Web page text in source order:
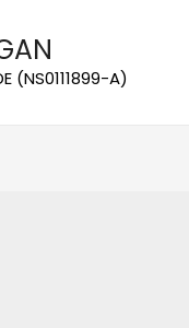
(NS0111899-A)